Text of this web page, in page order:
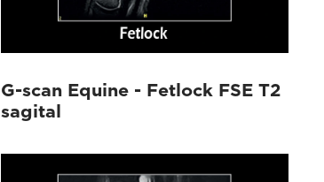
G-scan Equine - Fetlock FSE T2
sagital